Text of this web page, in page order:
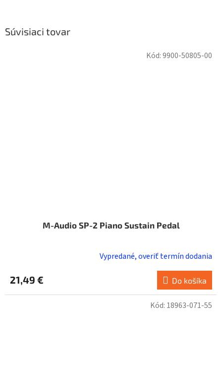
Súvisiaci tovar
M-Audio SP-2 Piano Sustain Pedal
Vypredané, overiť termín dodania
21,49 € Do košíka
Kód:9900-50805-00
Kód: 18963-071-55